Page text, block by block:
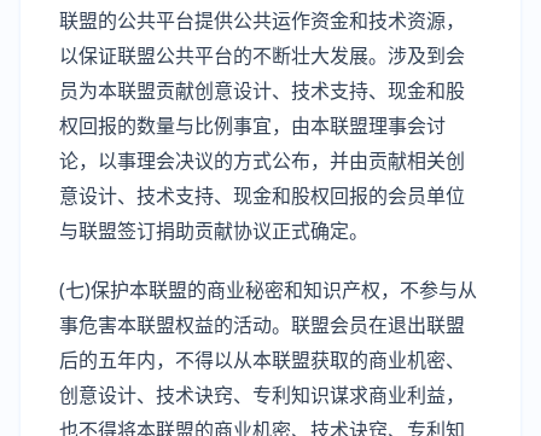
联盟的公共平台提供公共运作资金和技术资源，
以保证联盟公共平台的不断壮大发展。涉及到会
员为本联盟贡献创意设计、技术支持、现金和股
权回报的数量与比例事宜，由本联盟理事会讨
论，以事理会决议的方式公布，并由贡献相关创
意设计、技术支持、现金和股权回报的会员单位
与联盟签订捐助贡献协议正式确定。
(七)保护本联盟的商业秘密和知识产权，不参与从
事危害本联盟权益的活动。联盟会员在退出联盟
后的五年内，不得以从本联盟获取的商业机密、
创意设计、技术诀窍、专利知识谋求商业利益，
也不得将本联盟的商业机密、技术诀窍、专利知